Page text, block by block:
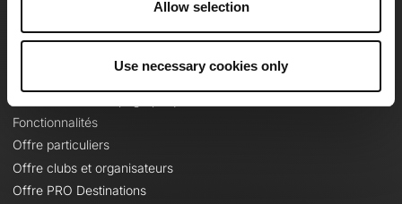
Allow selection
Use necessary cookies only
Le Mag'
Fonctionnalités
Offre particuliers
Offre clubs et organisateurs
Offre PRO Destinations